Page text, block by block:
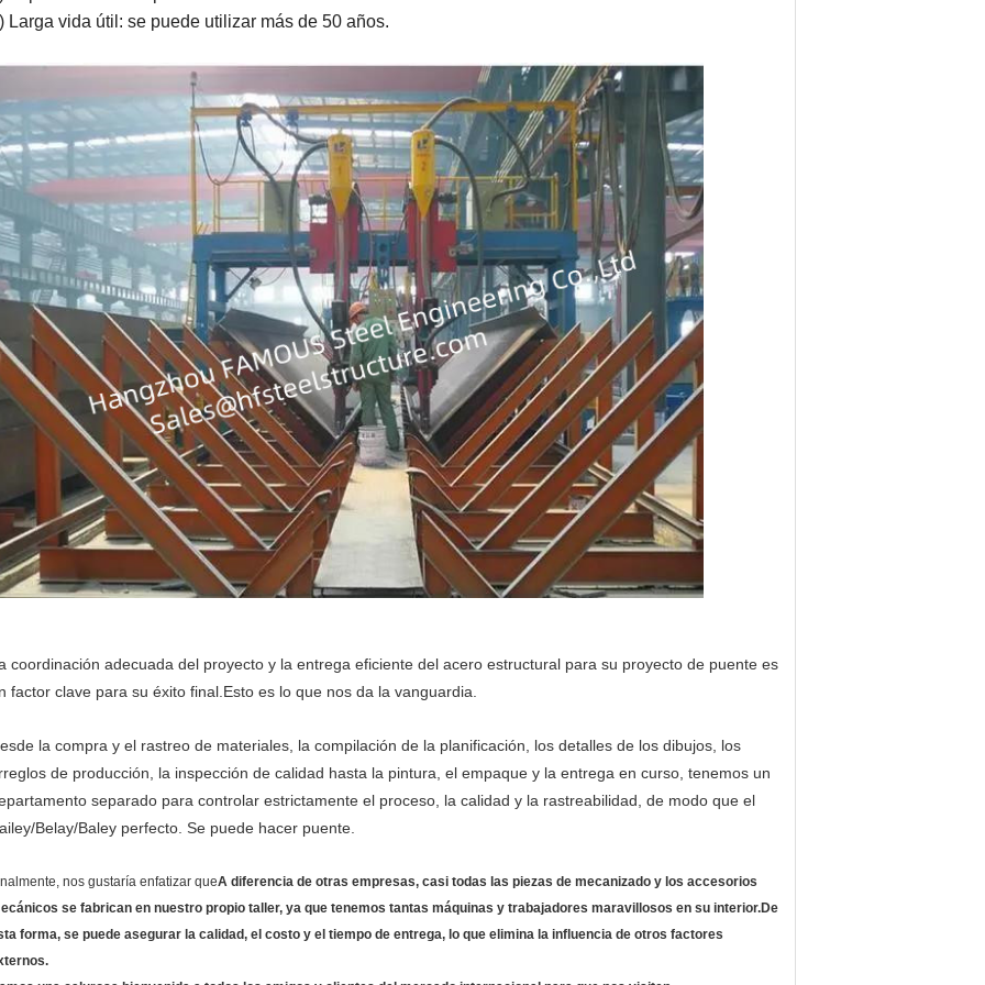
Larga vida útil: se puede utilizar más de 50 años.
coordinación adecuada del proyecto y la entrega eficiente del acero estructural para su proyecto de puente es
factor clave para su éxito final.Esto es lo que nos da la vanguardia.
la compra y el rastreo de materiales, la compilación de la planificación, los detalles de los dibujos, los
de producción, la inspección de calidad hasta la pintura, el empaque y la entrega en curso, tenemos un
separado para controlar estrictamente el proceso, la calidad y la rastreabilidad, de modo que el
Belay/Baley perfecto. Se puede hacer puente.
nos gustaría enfatizar queA diferencia de otras empresas, casi todas las piezas de mecanizado y los accesorios
se fabrican en nuestro propio taller, ya que tenemos tantas máquinas y trabajadores maravillosos en su interior.De
forma, se puede asegurar la calidad, el costo y el tiempo de entrega, lo que elimina la influencia de otros factores